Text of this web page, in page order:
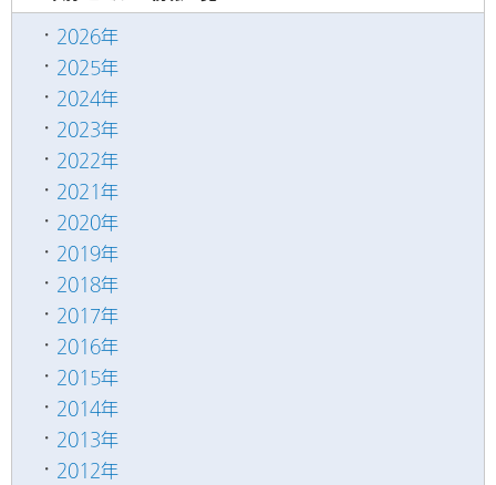
2026年
2025年
2024年
2023年
2022年
2021年
2020年
2019年
2018年
2017年
2016年
2015年
2014年
2013年
2012年